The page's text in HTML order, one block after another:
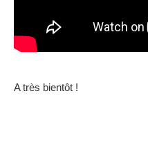
A très bientôt !